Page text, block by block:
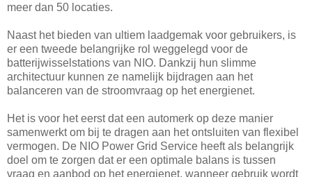
meer dan 50 locaties.
Naast het bieden van ultiem laadgemak voor gebruikers, is
er een tweede belangrijke rol weggelegd voor de
batterijwisselstations van NIO. Dankzij hun slimme
architectuur kunnen ze namelijk bijdragen aan het
balanceren van de stroomvraag op het energienet.
Het is voor het eerst dat een automerk op deze manier
samenwerkt om bij te dragen aan het ontsluiten van flexibel
vermogen. De NIO Power Grid Service heeft als belangrijk
doel om te zorgen dat er een optimale balans is tussen
vraag en aanbod op het energienet, wanneer gebruik wordt